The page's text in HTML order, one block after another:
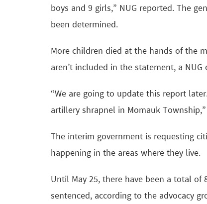
boys and 9 girls,” NUG reported. The
been determined.
More children died at the hands of the
aren’t included in the statement, a NUG
“We are going to update this report
artillery shrapnel in Momauk
The interim government is requesting
happening in the areas where they live.
Until May 25, there have been a total
sentenced, according to the advocacy